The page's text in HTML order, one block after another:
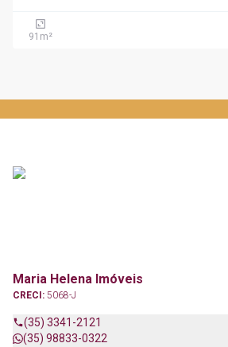
91 m²
Maria Helena Imóveis
CRECI: 5068-J
(35) 3341-2121
(35) 98833-0322